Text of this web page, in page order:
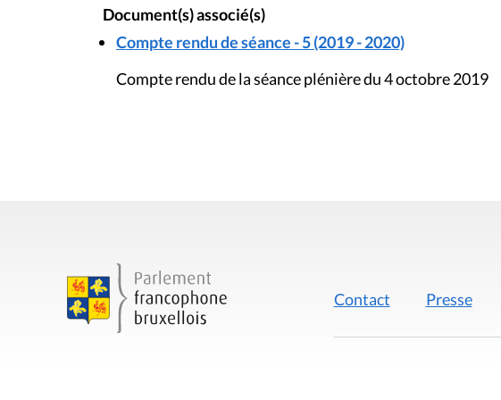
Document(s) associé(s)
Compte rendu de séance - 5 (2019 - 2020)
Compte rendu de la séance plénière du 4 octobre 2019
Contact Presse